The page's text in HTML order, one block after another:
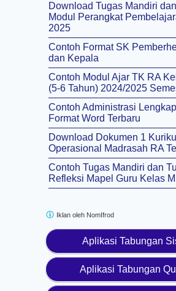
Download Tugas Mandiri
Modul Perangkat
2025
Contoh Format SK
dan Kepala
Contoh Modul Ajar TK RA
(5-6 Tahun) 2024/2025
Contoh Administrasi
Format Word Terbaru
Download Dokumen 1
Operasional Madrasah RA
Contoh Tugas Mandiri dan
Refleksi Mapel Guru Kelas
Aplikasi Tabungan
Aplikasi Tabungan
Iklan oleh NomIfrod